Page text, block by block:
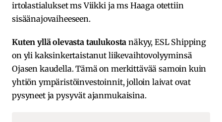
irtolastialukset ms Viikki ja ms Haaga otettiin
sisäänajovaiheeseen.
Kuten yllä olevasta taulukosta näkyy, ESL Shipping
on yli kaksinkertaistanut liikevaihtovolyyminsä
Ojasen kaudella. Tämä on merkittävää samoin kuin
yhtiön ympäristöinvestoinnit, jolloin laivat ovat
pysyneet ja pysyvät ajanmukaisina.